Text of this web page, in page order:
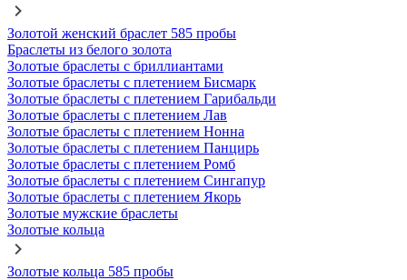
Золотой женский браслет 585 пробы
Браслеты из белого золота
Золотые браслеты с бриллиантами
Золотые браслеты с плетением Бисмарк
Золотые браслеты с плетением Гарибальди
Золотые браслеты с плетением Лав
Золотые браслеты с плетением Нонна
Золотые браслеты с плетением Панцирь
Золотые браслеты с плетением Ромб
Золотые браслеты с плетением Сингапур
Золотые браслеты с плетением Якорь
Золотые мужские браслеты
Золотые кольца
Золотые кольца 585 пробы